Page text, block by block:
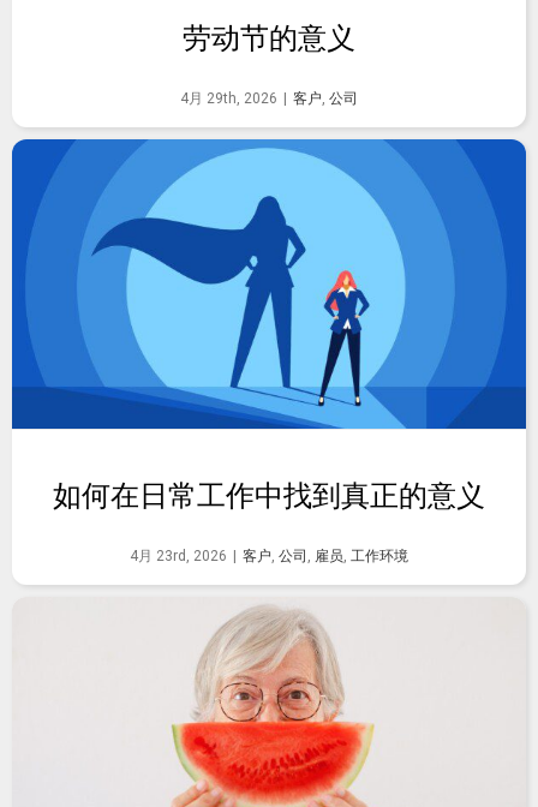
劳动节的意义
4月 29th, 2026 客户, 公司
如何在日常工作中找到真正的意义
4月 23rd, 2026 客户, 公司 , 雇员, 工作环境